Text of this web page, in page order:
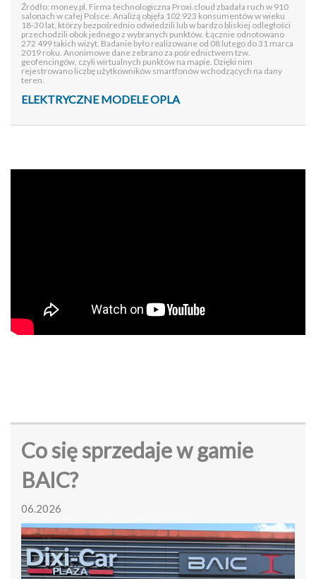
Źródło: money.pl. Firma technologiczna Proxi.cloud zbadała ruch w 910
salonach w całej Polsce. Analizą objęła 102 923 konsumentów w wieku
18-30 lat, którzy bezpośrednio odwiedzili lub w bardzo bliskiej odległości
przechodzili obok jednego z wybranych punktów. Łącznie odnotowano
272 499 takich wizyt. Badanie było realizowane od 08 lutego do 31 marca
2019 roku. Anonimowe dane zebrano za pośrednictwem tzw.
geofencingów, czyli wirtualnych punktów na mapie. Dzięki nim
rejestrowano liczbę użytkowników smartfonów wchodzących na dany
teren.
ELEKTRYCZNE MODELE OPLA
Co się sprzedaje w gamie
BAIC?
06.2026